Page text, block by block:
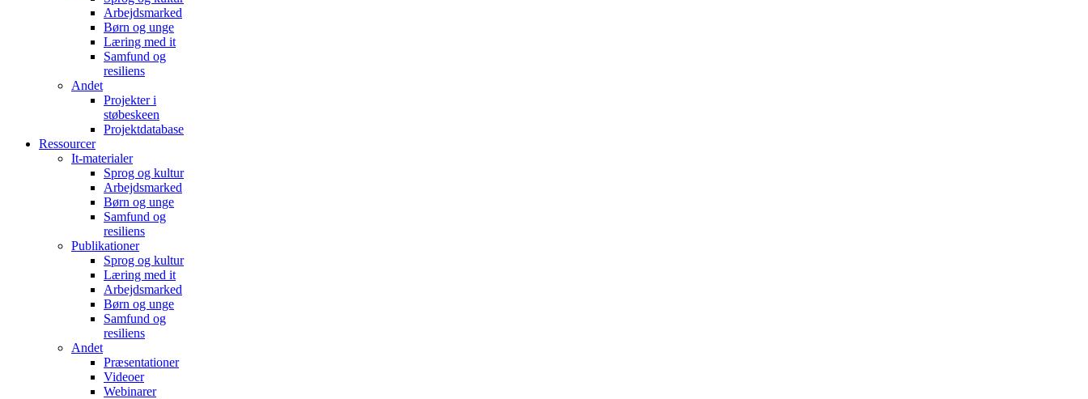
Arbejdsmarked
Børn og unge
Læring med it
Samfund og
resiliens
Andet
Projekter i
støbeskeen
Projektdatabase
Ressourcer
It-materialer
Sprog og kultur
Arbejdsmarked
Børn og unge
Samfund og
resiliens
Publikationer
Sprog og kultur
Læring med it
Arbejdsmarked
Børn og unge
Samfund og
resiliens
Andet
Præsentationer
Videoer
Webinarer